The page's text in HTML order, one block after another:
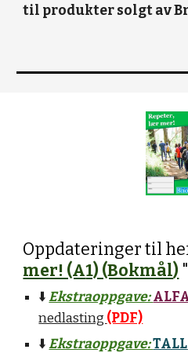
til produkter solgt av
Oppdateringer til
mer! (A1) (Bokmål) "
⬇️Ekstraoppgave:
nedlasting (PDF)
⬇️Ekstraoppgave:TALL